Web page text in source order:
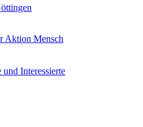
Aktion Mensch
Interessierte